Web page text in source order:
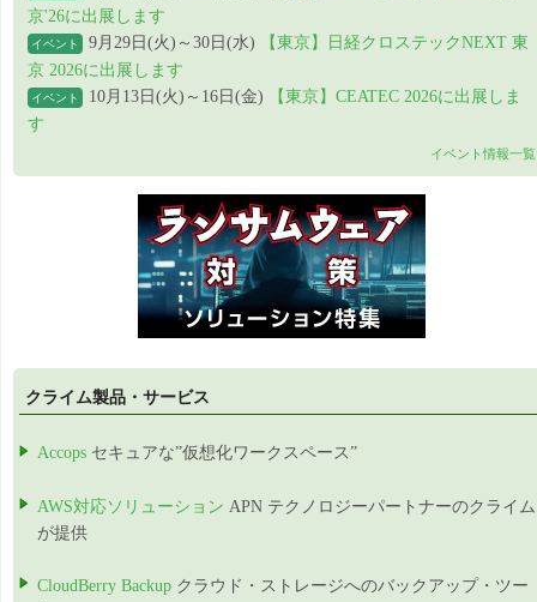
京'26に出展します
イベント 9月29日(火)～30日(水)
【東京】日経クロステックNEXT 東
京 2026に出展します
イベント 10月13日(火)～16日(金)
【東京】CEATEC 2026に出展しま
す
イベント情報一覧
クライム製品・サービス
Accops セキュアな”仮想化ワークスペース”
AWS対応ソリューション APN テクノロジーパートナーのクライム
が提供
CloudBerry Backup クラウド・ストレージへのバックアップ・ツー